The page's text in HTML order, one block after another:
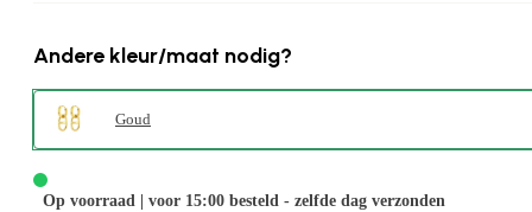
Andere kleur/maat nodig?
Goud
Op voorraad | voor 15:00 besteld - zelfde dag verzonden